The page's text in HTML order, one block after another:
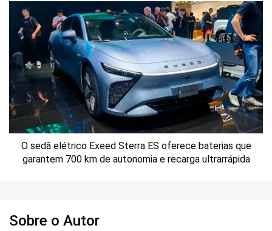
O sedã elétrico Exeed Sterra ES oferece baterias que
garantem 700 km de autonomia e recarga ultrarrápida
Sobre o Autor